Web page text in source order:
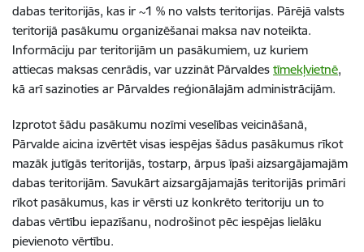
dabas teritorijās, kas ir ~1 % no valsts teritorijas. Pārējā valsts
teritorijā pasākumu organizēšanai maksa nav noteikta.
Informāciju par teritorijām un pasākumiem, uz kuriem
attiecas maksas cenrādis, var uzzināt Pārvaldes tīmekļvietnē,
kā arī sazinoties ar Pārvaldes reģionālajām administrācijām.
Izprotot šādu pasākumu nozīmi veselības veicināšanā,
Pārvalde aicina izvērtēt visas iespējas šādus pasākumus rīkot
mazāk jutīgās teritorijās, tostarp, ārpus īpaši aizsargājamajām
dabas teritorijām. Savukārt aizsargājamajās teritorijās primāri
rīkot pasākumus, kas ir vērsti uz konkrēto teritoriju un to
dabas vērtību iepazīšanu, nodrošinot pēc iespējas lielāku
pievienoto vērtību.